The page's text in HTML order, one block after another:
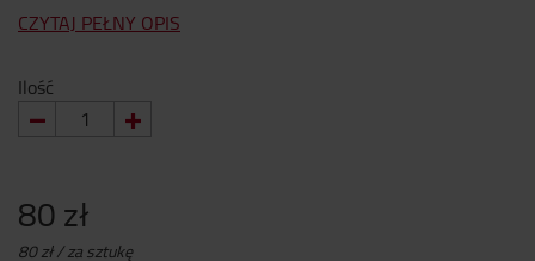
CZYTAJ PEŁNY OPIS
Ilość
80 zł
80 zł / za sztukę